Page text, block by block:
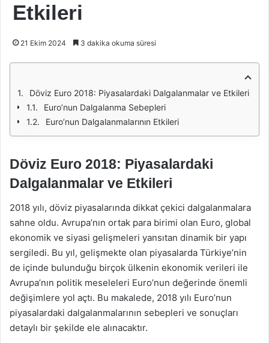
Etkileri
21 Ekim 2024 3 dakika okuma süresi
Döviz Euro 2018: Piyasalardaki Dalgalanmalar ve Etkileri
Euro’nun Dalgalanma Sebepleri
Euro’nun Dalgalanmalarının Etkileri
Döviz Euro 2018: Piyasalardaki
Dalgalanmalar ve Etkileri
2018 yılı, döviz piyasalarında dikkat çekici dalgalanmalara
sahne oldu. Avrupa’nın ortak para birimi olan Euro, global
ekonomik ve siyasi gelişmeleri yansıtan dinamik bir yapı
sergiledi. Bu yıl, gelişmekte olan piyasalarda Türkiye’nin
de içinde bulunduğu birçok ülkenin ekonomik verileri ile
Avrupa’nın politik meseleleri Euro’nun değerinde önemli
değişimlere yol açtı. Bu makalede, 2018 yılı Euro’nun
piyasalardaki dalgalanmalarının sebepleri ve sonuçları
detaylı bir şekilde ele alınacaktır.